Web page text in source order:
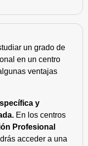
un grado de
en un centro
ventajas
y
En los centros
Profesional
acceder a una